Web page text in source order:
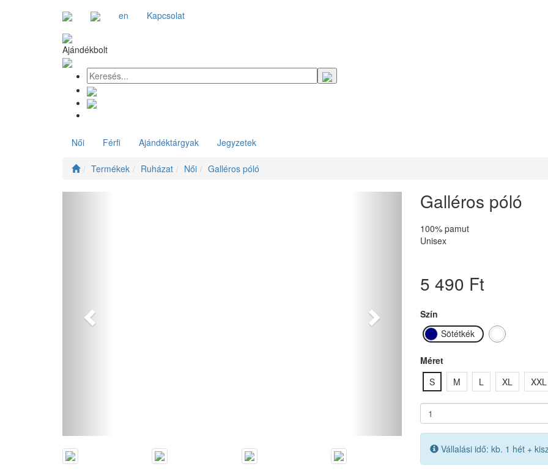
en Kapcsolat
Ajándékbolt
Női Férfi Ajándéktárgyak Jegyzetek
Termékek Ruházat Női Galléros póló
Galléros póló
100% pamut
Unisex
5 490 Ft
Szín
Sötétkék
Méret
S
M L XL XXL
Vállalási idő: kb. 1 hét +